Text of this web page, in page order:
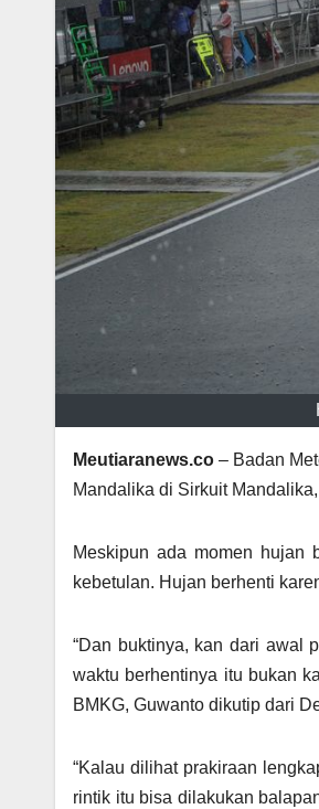
Meutiaranews.co – Badan
Mandalika di Sirkuit
Meskipun ada momen hujan
kebetulan. Hujan berhenti
“Dan buktinya, kan dari awal
waktu berhentinya itu bukan
BMKG, Guwanto dikutip dari
“Kalau dilihat prakiraan
rintik itu bisa dilakukan